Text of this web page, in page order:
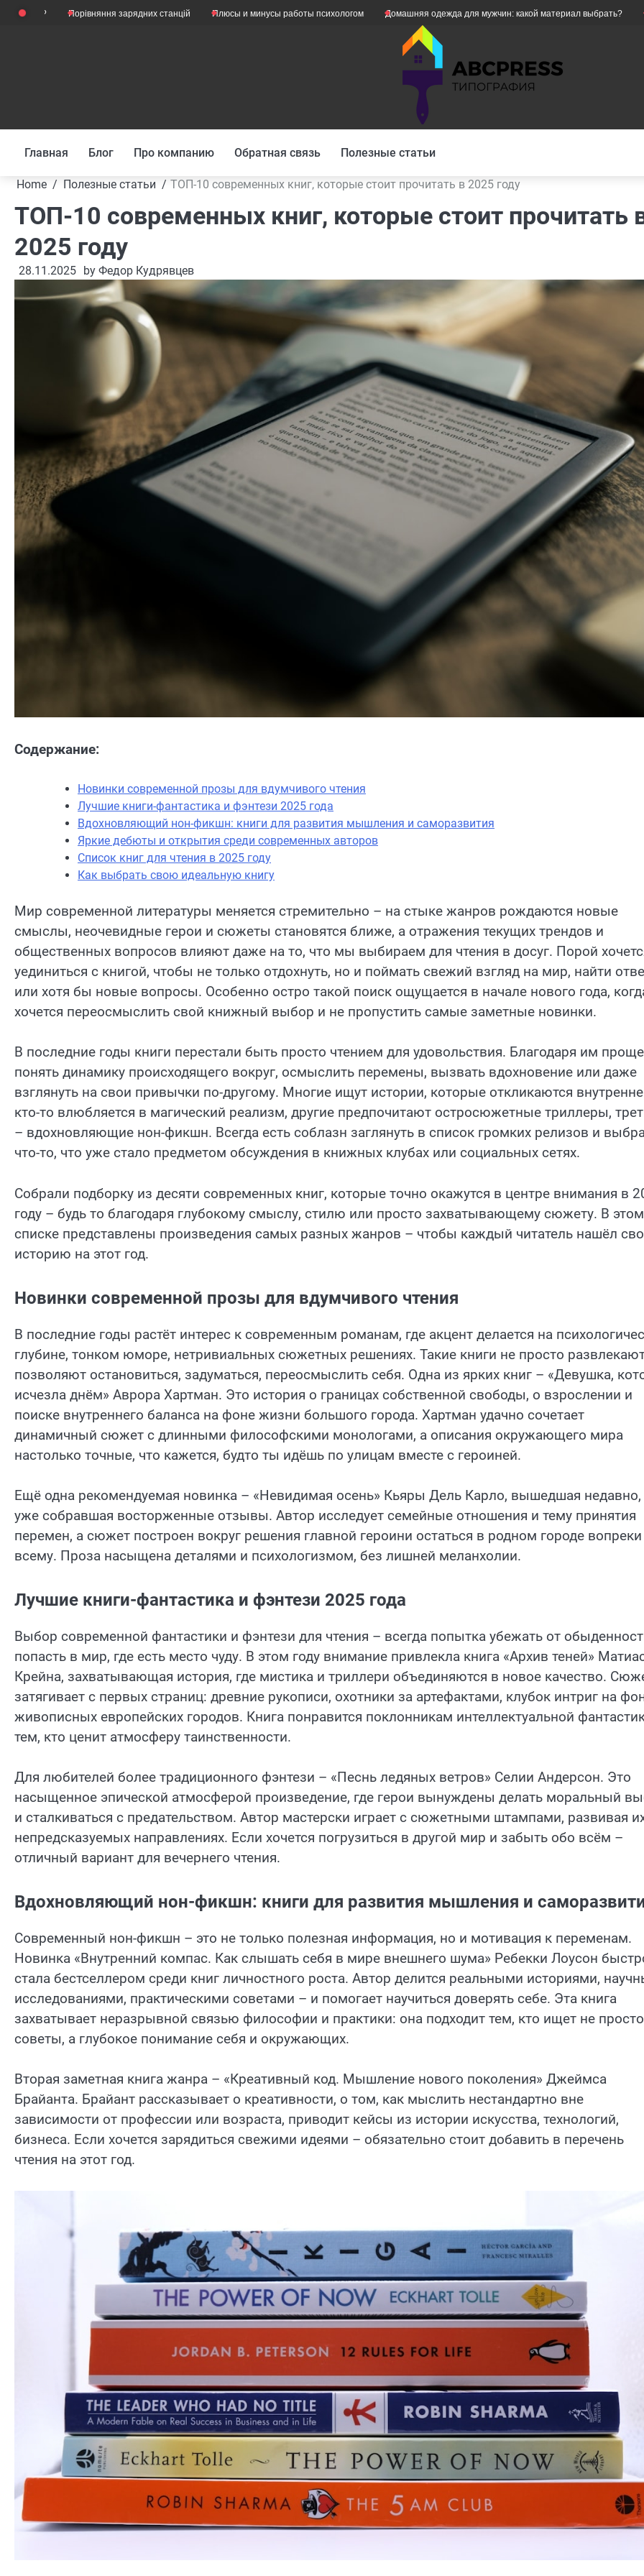
SkipПорівняння зарядних станцій Плюсы и минусы работы психологом Домашняя одежда для мужчин: какой материал выбрать? Як
Главная Блог Про компанию Обратная связь Полезные статьи
Home Полезные статьи ТОП-10 современных книг, которые стоит прочитать в 2025 году
ТОП-10 современных книг, которые стоит прочитать
2025 году
28.11.2025 by Федор Кудрявцев
Содержание:
Новинки современной прозы для вдумчивого чтения
Лучшие книги-фантастика и фэнтези 2025 года
Вдохновляющий нон-фикшн: книги для развития мышления и саморазвития
Яркие дебюты и открытия среди современных авторов
Список книг для чтения в 2025 году
Как выбрать свою идеальную книгу
Мир современной литературы меняется стремительно – на стыке жанров рождаются новые
смыслы, неочевидные герои и сюжеты становятся ближе, а отражения текущих трендов и
общественных вопросов влияют даже на то, что мы выбираем для чтения в досуг. Порой
уединиться с книгой, чтобы не только отдохнуть, но и поймать свежий взгляд на мир, найти
или хотя бы новые вопросы. Особенно остро такой поиск ощущается в начале нового года,
хочется переосмыслить свой книжный выбор и не пропустить самые заметные новинки.
В последние годы книги перестали быть просто чтением для удовольствия. Благодаря им проще
понять динамику происходящего вокруг, осмыслить перемены, вызвать вдохновение или даже
взглянуть на свои привычки по-другому. Многие ищут истории, которые откликаются
кто-то влюбляется в магический реализм, другие предпочитают остросюжетные триллеры,
– вдохновляющие нон-фикшн. Всегда есть соблазн заглянуть в список громких релизов и
что-то, что уже стало предметом обсуждения в книжных клубах или социальных сетях.
Собрали подборку из десяти современных книг, которые точно окажутся в центре внимания в
году – будь то благодаря глубокому смыслу, стилю или просто захватывающему сюжету. В этом
списке представлены произведения самых разных жанров – чтобы каждый читатель нашёл
историю на этот год.
Новинки современной прозы для вдумчивого чтения
В последние годы растёт интерес к современным романам, где акцент делается на
глубине, тонком юморе, нетривиальных сюжетных решениях. Такие книги не просто
позволяют остановиться, задуматься, переосмыслить себя. Одна из ярких книг – «Девушка,
исчезла днём» Аврора Хартман. Это история о границах собственной свободы, о взрослении и
поиске внутреннего баланса на фоне жизни большого города. Хартман удачно сочетает
динамичный сюжет с длинными философскими монологами, а описания окружающего мира
настолько точные, что кажется, будто ты идёшь по улицам вместе с героиней.
Ещё одна рекомендуемая новинка – «Невидимая осень» Кьяры Дель Карло, вышедшая недавно,
уже собравшая восторженные отзывы. Автор исследует семейные отношения и тему принятия
перемен, а сюжет построен вокруг решения главной героини остаться в родном городе вопреки
всему. Проза насыщена деталями и психологизмом, без лишней меланхолии.
Лучшие книги-фантастика и фэнтези 2025 года
Выбор современной фантастики и фэнтези для чтения – всегда попытка убежать от
попасть в мир, где есть место чуду. В этом году внимание привлекла книга «Архив теней»
Крейна, захватывающая история, где мистика и триллери объединяются в новое качество.
затягивает с первых страниц: древние рукописи, охотники за артефактами, клубок интриг на
живописных европейских городов. Книга понравится поклонникам интеллектуальной
тем, кто ценит атмосферу таинственности.
Для любителей более традиционного фэнтези – «Песнь ледяных ветров» Селии Андерсон. Это
насыщенное эпической атмосферой произведение, где герои вынуждены делать моральный
и сталкиваться с предательством. Автор мастерски играет с сюжетными штампами, развивая
непредсказуемых направлениях. Если хочется погрузиться в другой мир и забыть обо всём –
отличный вариант для вечернего чтения.
Вдохновляющий нон-фикшн: книги для развития мышления и
Современный нон-фикшн – это не только полезная информация, но и мотивация к переменам.
Новинка «Внутренний компас. Как слышать себя в мире внешнего шума» Ребекки Лоусон
стала бестселлером среди книг личностного роста. Автор делится реальными историями,
исследованиями, практическими советами – и помогает научиться доверять себе. Эта книга
захватывает неразрывной связью философии и практики: она подходит тем, кто ищет не просто
советы, а глубокое понимание себя и окружающих.
Вторая заметная книга жанра – «Креативный код. Мышление нового поколения» Джеймса
Брайанта. Брайант рассказывает о креативности, о том, как мыслить нестандартно вне
зависимости от профессии или возраста, приводит кейсы из истории искусства, технологий,
бизнеса. Если хочется зарядиться свежими идеями – обязательно стоит добавить в перечень
чтения на этот год.